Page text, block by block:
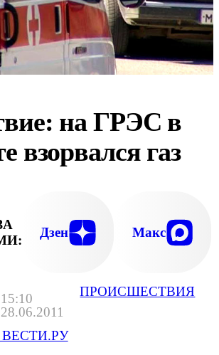
15:10
28.06.2011
ПРОИСШЕСТВИЯ
на ГРЭС в
взорвался газ
Дзен Макс